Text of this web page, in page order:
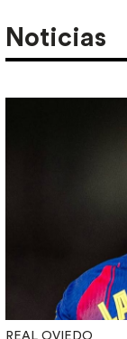
Noticias
REAL OVIEDO